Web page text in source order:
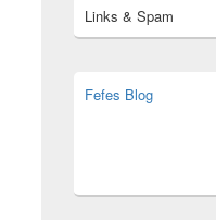
Links & Spam
Fefes Blog